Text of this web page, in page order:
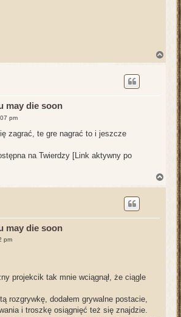
a
may die soon
pm
zagrać, te gre nagrać to i jeszcze
na Twierdzy [Link aktywny po
may die soon
pm
projekcik tak mnie wciągnął, że ciągle
rozgrywkę, dodałem grywalne postacie,
i troszkę osiągnięć też się znajdzie.